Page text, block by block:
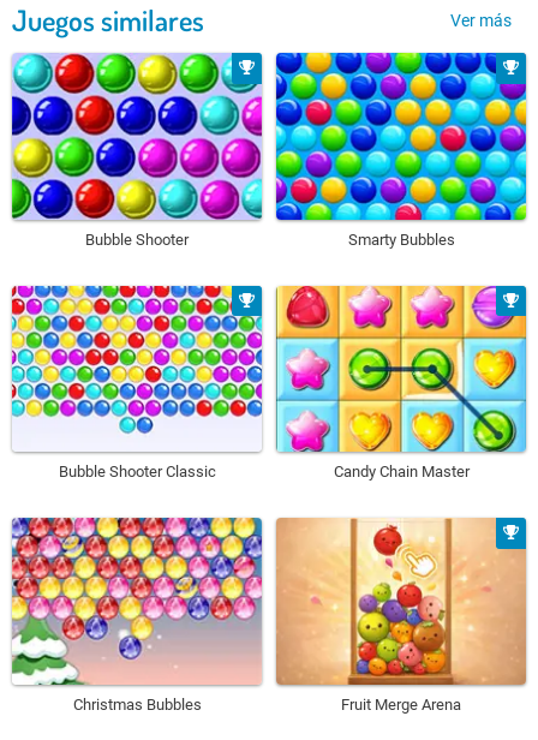
Juegos similares Ver más
Bubble Shooter Smarty Bubbles
Bubble Shooter Classic Candy Chain Master
Christmas Bubbles Fruit Merge Arena